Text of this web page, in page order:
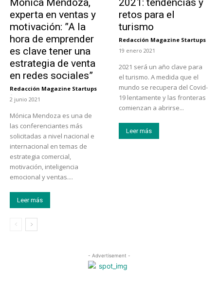
Mónica Mendoza,
experta en ventas y
motivación: ”A la
hora de emprender
es clave tener una
estrategia de venta
en redes sociales”
Redacción Magazine Startups
-
2 junio 2021
Mónica Mendoza es una de
las conferenciantes más
solicitadas a nivel nacional e
internacional en temas de
estrategia comercial,
motivación, inteligencia
emocional y ventas....
Leer más
2021: tendencias y
retos para el
turismo
Redacción Magazine Startups
-
19 enero 2021
2021 será un año clave para
el turismo. A medida que el
mundo se recupera del Covid-
19 lentamente y las fronteras
comienzan a abrirse...
Leer más
- Advertisement -